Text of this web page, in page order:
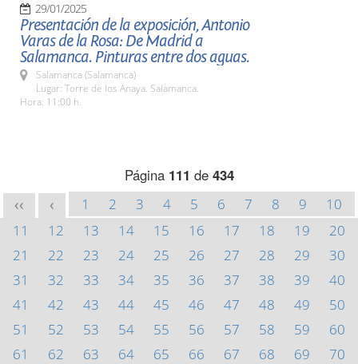
29/01/2025
Presentación de la exposición, Antonio
Varas de la Rosa: De Madrid a
Salamanca. Pinturas entre dos aguas.
Salamanca (Salamanca)
Lugar: Torre de los Anaya. Salamanca.
Hora: 11:00 h.
Página 111 de 434
<< < 1 2 3 4 5 6 7 8 9
10
11
12 13 14 15 16 17 18 19
20
21
22 23 24 25 26 27 28 29
30
31
32 33 34 35 36 37 38 39
40
41
42 43 44 45 46 47 48 49
50
51
52 53 54 55 56 57 58 59
60
61
62 63 64 65 66 67 68 69
70